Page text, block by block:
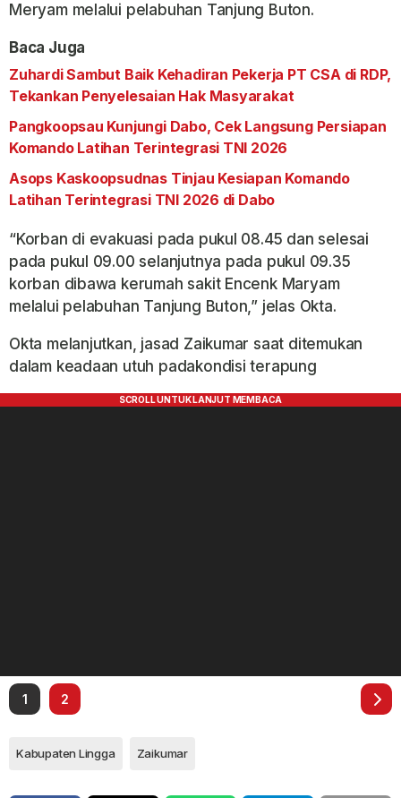
Meryam melalui pelabuhan Tanjung Buton.
Baca Juga
Zuhardi Sambut Baik Kehadiran Pekerja PT CSA di RDP,
Tekankan Penyelesaian Hak Masyarakat
Pangkoopsau Kunjungi Dabo, Cek Langsung Persiapan
Komando Latihan Terintegrasi TNI 2026
Asops Kaskoopsudnas Tinjau Kesiapan Komando
Latihan Terintegrasi TNI 2026 di Dabo
“Korban di evakuasi pada pukul 08.45 dan selesai
pada pukul 09.00 selanjutnya pada pukul 09.35
korban dibawa kerumah sakit Encenk Maryam
melalui pelabuhan Tanjung Buton,” jelas Okta.
Okta melanjutkan, jasad Zaikumar saat ditemukan
dalam keadaan utuh padakondisi terapung
1 2
Kabupaten Lingga Zaikumar